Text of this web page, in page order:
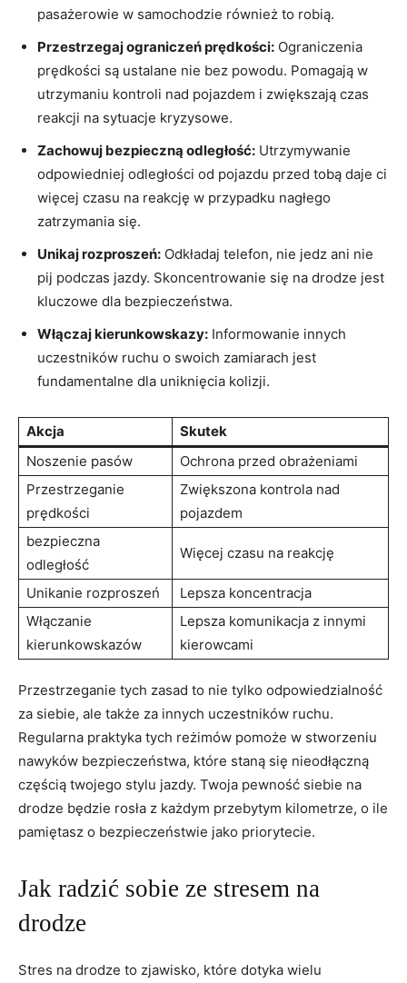
pasażerowie ‍w samochodzie ⁤również to robią.
Przestrzegaj ograniczeń prędkości: ​Ograniczenia ​
prędkości ‍są ustalane‍ nie bez ⁣powodu.‍ Pomagają w
utrzymaniu kontroli nad‌ pojazdem i zwiększają czas
reakcji na​ sytuacje⁤ kryzysowe.
Zachowuj bezpieczną odległość: Utrzymywanie
odpowiedniej odległości od‌ pojazdu przed tobą daje ci
więcej czasu​ na reakcję w przypadku nagłego
zatrzymania się.
Unikaj rozproszeń: Odkładaj ‌telefon, nie‍ jedz ani nie
⁤pij podczas ​jazdy.⁤ Skoncentrowanie się na drodze‌ jest
kluczowe‌ dla bezpieczeństwa.
Włączaj kierunkowskazy: Informowanie innych
‍uczestników ruchu o swoich⁢ zamiarach jest
fundamentalne dla uniknięcia kolizji.
Akcja
Skutek
Noszenie pasów
Ochrona ⁣przed obrażeniami
Przestrzeganie
prędkości
Zwiększona kontrola nad
⁣pojazdem
bezpieczna
odległość
Więcej czasu na reakcję
Unikanie‌ rozproszeń
Lepsza koncentracja
Włączanie
kierunkowskazów
Lepsza komunikacja z innymi
kierowcami
Przestrzeganie tych‍ zasad to nie tylko odpowiedzialność
za siebie, ale także za innych uczestników​ ruchu.⁤
Regularna‌ praktyka tych reżimów pomoże⁢ w stworzeniu
nawyków ​bezpieczeństwa, które staną się ⁣nieodłączną
częścią‌ twojego stylu ⁣jazdy. Twoja pewność siebie na
drodze będzie rosła z każdym przebytym kilometrze, o ile
pamiętasz o bezpieczeństwie jako priorytecie.
Jak⁢ radzić sobie ze stresem na​
drodze
Stres na drodze to zjawisko, które dotyka wielu